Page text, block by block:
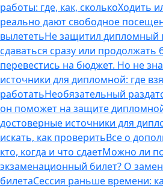
работы: где, как, сколькоХодить
реально дают свободное
вылететьНе защитил дипломный
сдаваться сразу или продолжать
перевестись на бюджет. Но не
источники для дипломной: где
работатьНеобязательный
он поможет на защите
достоверные источники для
искать, как проверитьВсе о
кто, когда и что сдаетМожно ли
экзаменационный билет? О
билетаСессия раньше времени: